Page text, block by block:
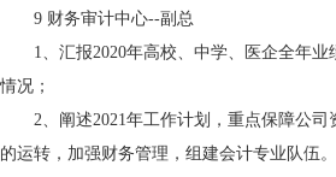
9 财务审计中心--副总
1、汇报2020年高校、中学、医企全年
情况；
2、阐述2021年工作计划，重点保障公
的运转，加强财务管理，组建会计专业队伍。